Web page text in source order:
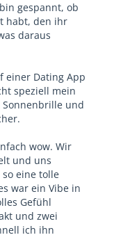
gespannt, ob
habt, den ihr
daraus
einer Dating App
speziell mein
und
wow. Wir
und uns
eine tolle
war ein Vibe in
Gefühl
und zwei
ich ihn